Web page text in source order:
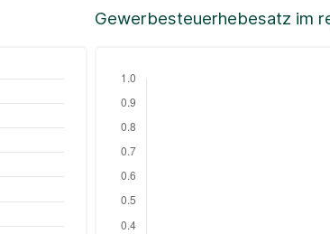
Gewerbesteuerhebesatz im